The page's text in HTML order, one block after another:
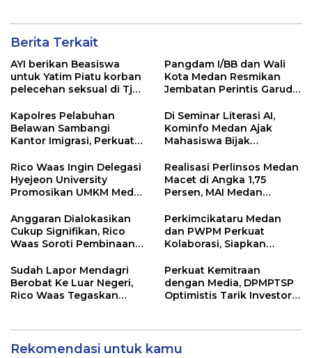
Berita Terkait
AYI berikan Beasiswa
untuk Yatim Piatu korban
pelecehan seksual di Tj
Pangdam I/BB dan Wali
Kota Medan Resmikan
Jembatan Perintis Garuda,
Medan Polonia-Johor-
Maimun
Kapolres Pelabuhan
Belawan Sambangi
Kantor Imigrasi, Perkuat
Pelabuhan Internasional
Di Seminar Literasi AI,
Kominfo Medan Ajak
Mahasiswa Bijak
Buatan
Rico Waas Ingin Delegasi
Hyejeon University
Promosikan UMKM Medan
Realisasi Perlinsos Medan
Macet di Angka 1,75
Persen, MAI Medan
Merosotnya Kredibilitas
Pemko
Anggaran Dialokasikan
Cukup Signifikan, Rico
Waas Soroti Pembinaan
Evaluasi Kinerja Pengurus
Harian
Perkimcikataru Medan
dan PWPM Perkuat
Kolaborasi, Siapkan
Sudah Lapor Mendagri
Berobat Ke Luar Negeri,
Rico Waas Tegaskan
Perkuat Kemitraan
dengan Media, DPMPTSP
Optimistis Tarik Investor
Rekomendasi untuk kamu